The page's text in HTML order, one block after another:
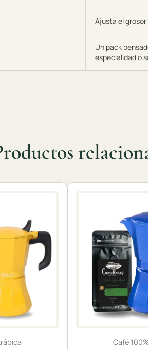
Ajusta el
Un pack
especialidad o
Café